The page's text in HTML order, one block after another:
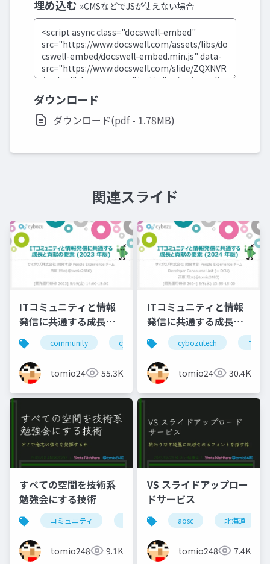
埋め込む »CMSなどでJSが使えない場合
ダウンロード
ダウンロード(pdf - 1.78MB)
関連スライド
ITコミュニティと情報
発信に共通する成長と
貢献の要素(2023年版)
community cybozutech コミュニティ
tomio2480 55.3K
ITコミュニティと情報
発信に共通する成長と
貢献の要素(2024年版)
cybozutech コミ
tomio2480 30.4K
すべての空間を技術系
勉強会にする技術
コミュニティ 北海道 東京
tomio2480 9.1K
VS スライドアップロー
ドサービス
aosc 北海道
tomio2480 7.4K